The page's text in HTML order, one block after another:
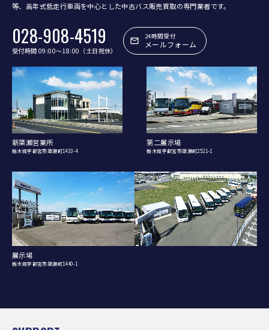
等、 高年式低走行車両を中心とした中古バス販売買取の専門業者です。
028-908-4519
受付時間 09:00〜18:00（土日祝休）
24時間受付
メールフォーム
新簗瀬営業所
栃木県宇都宮市簗瀬町1433-4
第二展示場
栃木県宇都宮市簗瀬町2521-1
展示場
栃木県宇都宮市簗瀬町1440-1